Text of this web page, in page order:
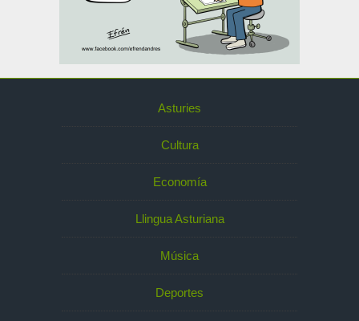
Asturies
Cultura
Economía
Llingua Asturiana
Música
Deportes